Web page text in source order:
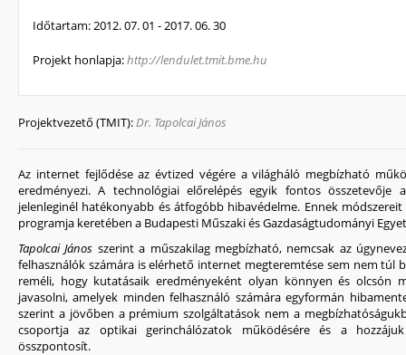
Időtartam:2012. 07. 01 -2017. 06. 30
Projekt honlapja:http://lendulet.tmit.bme.hu
Projektvezető (TMIT):Dr. Tapolcai János
Az internet fejlődése az évtized végére a világháló megbízható
eredményezi. A technológiai előrelépés egyik fontos összetevője
jelenleginél hatékonyabb és átfogóbb hibavédelme. Ennek
programja keretében a Budapesti Műszaki és Gazdaságtudományi
Tapolcai János szerint a műszakilag megbízható, nemcsak az
felhasználók számára is elérhető internet megteremtése sem nem túl
reméli, hogy kutatásaik eredményeként olyan könnyen és olcsón
javasolni, amelyek minden felhasználó számára egyformán
szerint a jövőben a prémium szolgáltatások nem a
csoportja az optikai gerinchálózatok működésére és a
összpontosít.